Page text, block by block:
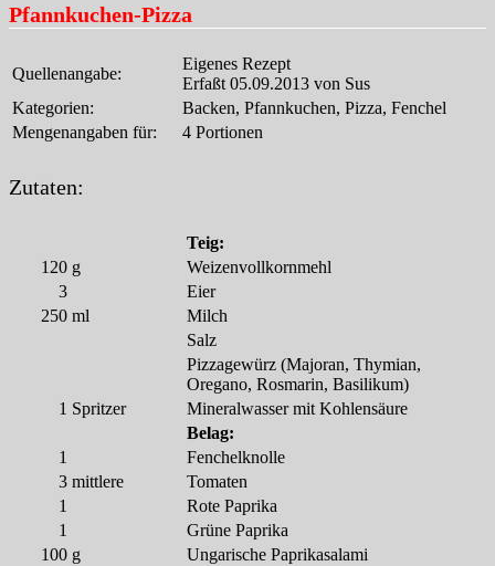
Pfannkuchen-Pizza
Quellenangabe:
Eigenes Rezept
Erfaßt 05.09.2013 von Sus
Kategorien:
Backen, Pfannkuchen, Pizza, Fenchel
Mengenangaben für:
4 Portionen
Zutaten:
Teig:
120 g
Weizenvollkornmehl
3
Eier
250 ml
Milch
Salz
Pizzagewürz (Majoran, Thymian,
Oregano, Rosmarin, Basilikum)
1 Spritzer
Mineralwasser mit Kohlensäure
Belag:
1
Fenchelknolle
3 mittlere
Tomaten
1
Rote Paprika
1
Grüne Paprika
100 g
Ungarische Paprikasalami